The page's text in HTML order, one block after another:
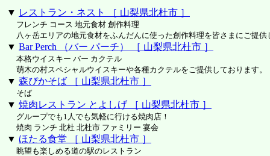
▼ レストラン・ネスト ［ 山梨県北杜市 ］
フレンチ コース 地元食材 創作料理
八ヶ岳エリアの地元食材をふんだんに使った創作料理を皆さまにご提供
▼ Bar Perch （バー パーチ） ［ 山梨県北杜市 ］
本格ウイスキー バー カクテル
萌木の村スペシャルウイスキーや各種カクテルをご提供しております。
▼ 森ぴかそば ［ 山梨県北杜市 ］
そば
▼ 焼肉レストラン とよしげ ［ 山梨県北杜市 ］
グループでも1人でも気軽に行ける焼肉店！
焼肉 ランチ 北杜 北杜市 ファミリー 宴会
▼ ほたる食堂 ［ 山梨県北杜市 ］
眺望も楽しめる道の駅のレストラン